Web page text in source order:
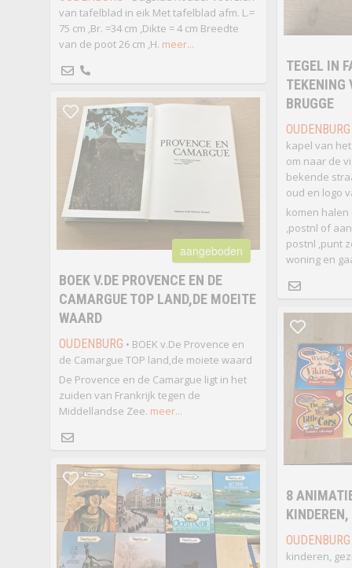
van tafelblad in eik Met tafelblad afm. L.=
75 cm ,Br. =34 cm ,Dikte = 4 cm Breedte
van de poot 26 cm ,H. meer...
TEGEL IN
TEKENING
BRUGGE
OUDENBURG
kapel van
om naar de
bekende
oud en logo
komen
,postnl of
postnl ,punt
woning en
aangeboden
BOEK V.DE PROVENCE EN DE
CAMARGUE TOP LAND,DE MOEITE
WAARD
OUDENBURG • BOEK v.De Provence en
de Camargue TOP land,de moiete waard
De Provence en de Camargue ligt in het
zuiden van Frankrijk tegen de
Middellandse Zee. meer...
8
OUDENBURG
kinderen,